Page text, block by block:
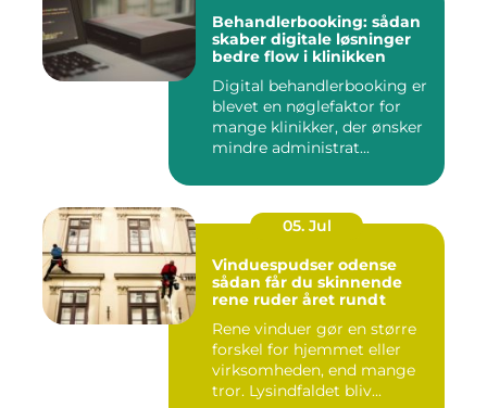
Behandlerbooking: sådan
skaber digitale løsninger
bedre flow i klinikken
Digital behandlerbooking er
blevet en nøglefaktor for
mange klinikker, der ønsker
mindre administrat...
05. Jul
Vinduespudser odense
sådan får du skinnende
rene ruder året rundt
Rene vinduer gør en større
forskel for hjemmet eller
virksomheden, end mange
tror. Lysindfaldet bliv...